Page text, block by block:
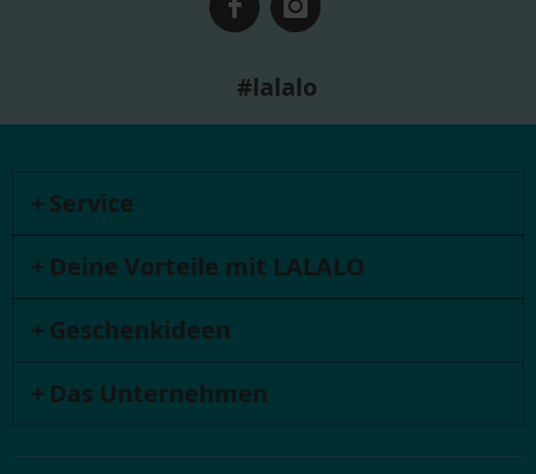
#lalalo
Service
Deine Vorteile mit LALALO
Geschenkideen
Das Unternehmen